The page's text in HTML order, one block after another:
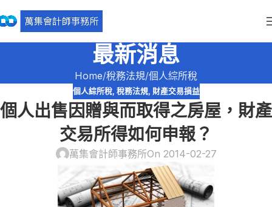
最新消息
Home 稅務法規 個人綜所稅
個人綜所稅, 稅務法規, 財產交易損益
個人出售因贈與而取得之房屋，財產
交易所得如何申報？
萬集會計師事務所On 2014-02-27